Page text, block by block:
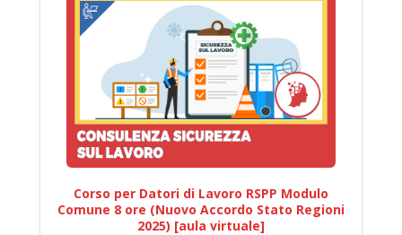
Corso per Datori di Lavoro RSPP Modulo
Comune 8 ore (Nuovo Accordo Stato Regioni
2025) [aula virtuale]